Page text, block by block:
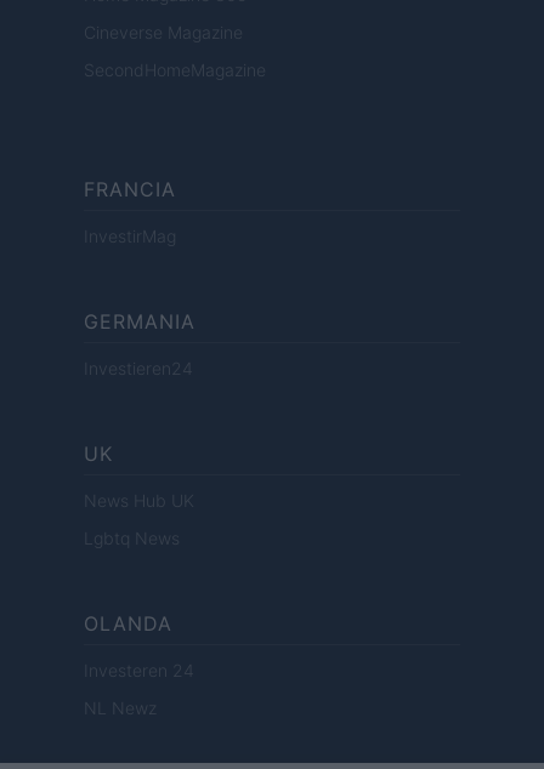
Cineverse Magazine
SecondHomeMagazine
FRANCIA
InvestirMag
GERMANIA
Investieren24
UK
News Hub UK
Lgbtq News
OLANDA
Investeren 24
NL Newz